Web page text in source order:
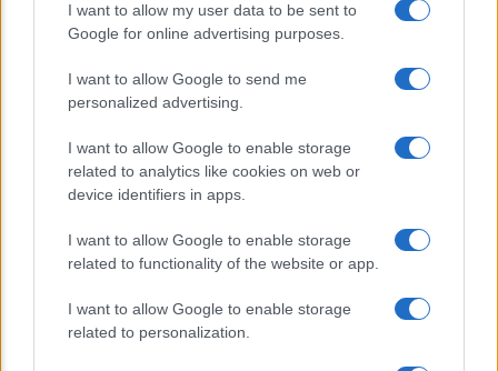
I want to allow my user data to be sent to
Google for online advertising purposes.
I want to allow Google to send me
personalized advertising.
I want to allow Google to enable storage
related to analytics like cookies on web or
device identifiers in apps.
I want to allow Google to enable storage
related to functionality of the website or app.
I want to allow Google to enable storage
related to personalization.
Venti anni fa nascevano le università
telematiche in Italia grazie ad
UniMarconi
© 2026 - ILMEDICONLINE.IT - P.IVA 04827280654